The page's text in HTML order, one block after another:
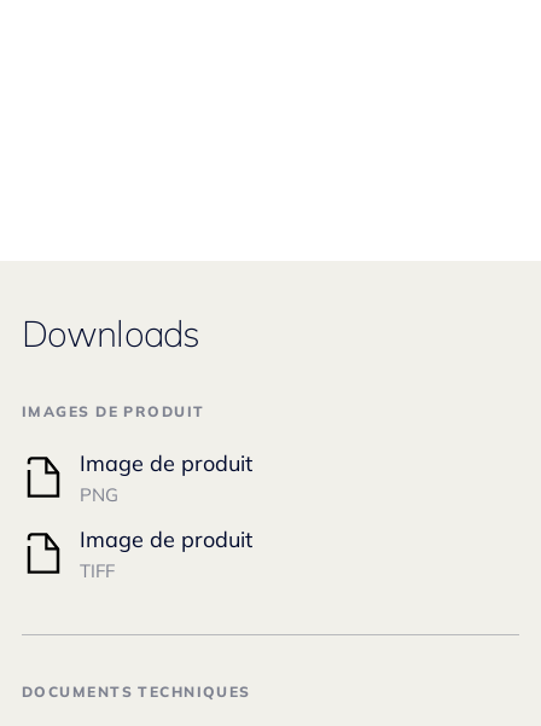
Downloads
IMAGES DE PRODUIT
Image de produit
PNG
Image de produit
TIFF
DOCUMENTS TECHNIQUES